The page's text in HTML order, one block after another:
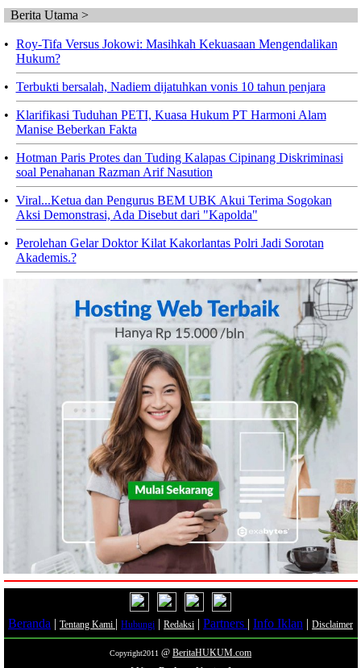
Berita Utama >
• Roy-Tifa Versus Jokowi: Masihkah Kekuasaan Mengendalikan
Hukum?
• Terbukti bersalah, Nadiem dijatuhkan vonis 10 tahun penjara
• Klarifikasi Tuduhan PETI, Kuasa Hukum PT Harmoni Alam
Manise Beberkan Fakta
• Hotman Paris Protes dan Tuding Kalapas Cipinang Diskriminasi
soal Penahanan Razman Arif Nasution
• Viral...Ketua dan Pengurus BEM UBK Akui Terima Sogokan
Aksi Demonstrasi, Ada Disebut dari "Kapolda"
• Perolehan Gelar Doktor Kilat Kakorlantas Polri Jadi Sorotan
Akademis.?
Beranda | Tentang Kami | Hubungi | Redaksi | Partners | Info Iklan | Disclaimer
Copyright2011 @ BeritaHUKUM.com